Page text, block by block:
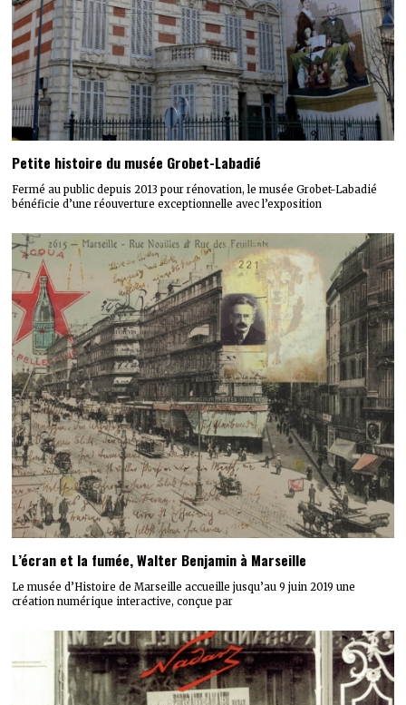
Petite histoire du musée Grobet-Labadié
Fermé au public depuis 2013 pour rénovation, le musée Grobet-Labadié
bénéficie d’une réouverture exceptionnelle avec l’exposition
L’écran et la fumée, Walter Benjamin à Marseille
Le musée d’Histoire de Marseille accueille jusqu’au 9 juin 2019 une
création numérique interactive, conçue par